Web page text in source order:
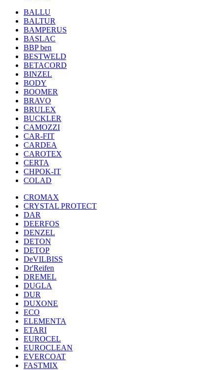
BALLU
BALTUR
BAMPERUS
BASLAC
BBP ben
BESTWELD
BETACORD
BINZEL
BODY
BOOMER
BRAVO
BRULEX
BUCKLER
CAMOZZI
CAR-FIT
CARDEA
CAROTEX
CERTA
CHPOK-IT
COLAD
CROMAX
CRYSTAL PROTECT
DAR
DEERFOS
DENZEL
DETON
DETOP
DeVILBISS
Dr'Reifen
DREMEL
DUGLA
DUR
DUXONE
ECO
ELEMENTA
ETARI
EUROCEL
EUROCLEAN
EVERCOAT
FASTMIX